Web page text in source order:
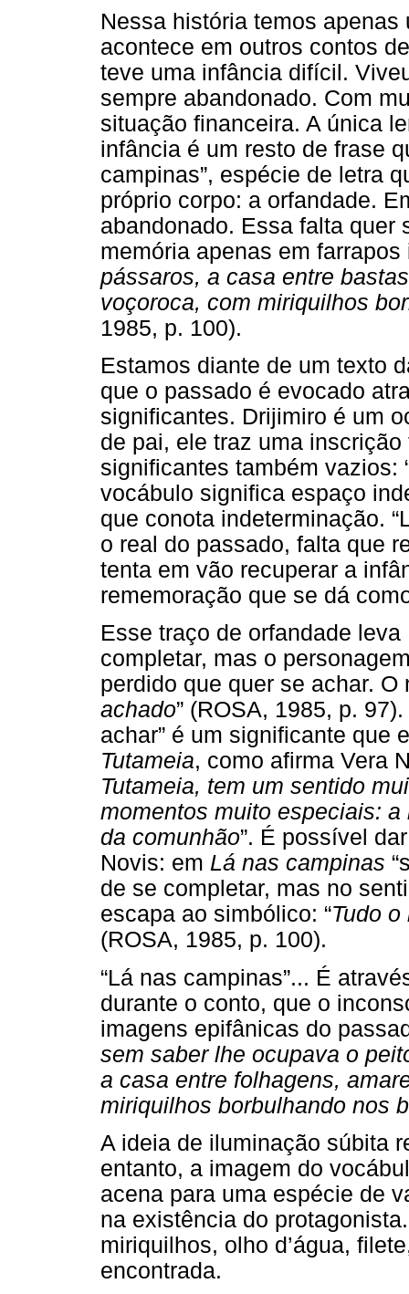
Nessa história temos
acontece em outros contos
teve uma infância difícil.
sempre abandonado. Com
situação financeira. A única
infância é um resto de frase
campinas”, espécie de letra
próprio corpo: a orfandade.
abandonado. Essa falta quer
memória apenas em farrapos
pássaros, a casa entre
voçoroca, com miriquilhos
1985, p. 100).
Estamos diante de um texto
que o passado é evocado
significantes. Drijimiro é um
de pai, ele traz uma
significantes também vazios:
vocábulo significa espaço
que conota indeterminação.
o real do passado, falta que
tenta em vão recuperar a
rememoração que se dá
Esse traço de orfandade
completar, mas o
perdido que quer se achar. O
achado” (ROSA, 1985, p.
achar” é um significante que
Tutameia, como afirma Vera
Tutameia, tem um sentido
momentos muito especiais:
da comunhão”. É possível
Novis: em Lá nas campinas
de se completar, mas no
escapa ao simbólico: “Tudo
(ROSA, 1985, p. 100).
“Lá nas campinas”... É
durante o conto, que o
imagens epifânicas do
sem saber lhe ocupava o
a casa entre folhagens,
miriquilhos borbulhando nos
A ideia de iluminação súbita
entanto, a imagem do
acena para uma espécie de
na existência do
miriquilhos, olho d’água,
encontrada.